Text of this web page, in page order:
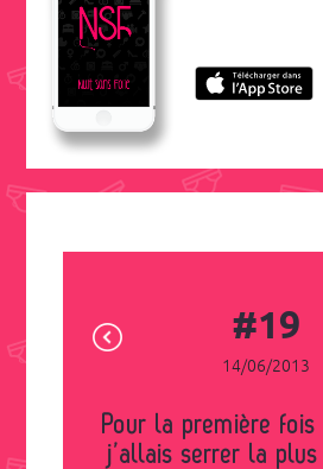
#19
14/06/2013
Pour la première fois de ma vie,
j’allais serrer la